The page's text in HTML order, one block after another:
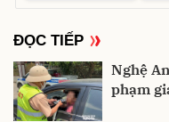
ĐỌC TIẾP
Nghệ
phạm